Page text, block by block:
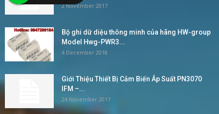
2 November 2017
Bộ ghi dữ diệu thông minh của hãng HW-group
Model Hwg-PWR3...
4 December 2018
Giới Thiệu Thiết Bị Cảm Biến Áp Suất PN3070
IFM –...
24 November 2017